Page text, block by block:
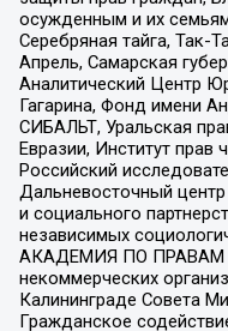
осужденным и их
Серебряная тайга, Так-
Апрель, Самарская
Аналитический Центр
Гагарина, Фонд имени
СИБАЛЬТ, Уральская
Евразии, Институт
Российский
Дальневосточный
и социального
независимых
АКАДЕМИЯ ПО ПРАВАМ
некоммерческих
Калининграде Совета
Гражданское